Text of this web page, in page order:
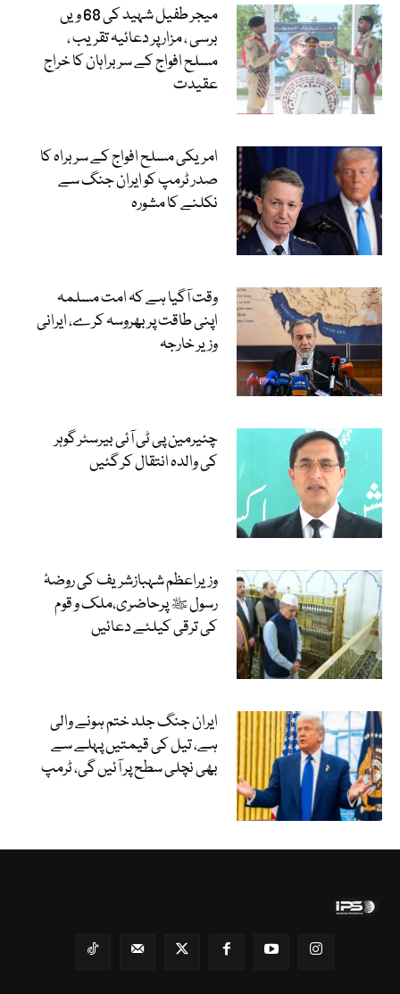
میجر طفیل شہید کی 68 ویں
برسی ، مزار پر دعائیہ تقریب ،
مسلح افواج کے سربراہان کا خراج
عقیدت
امریکی مسلح افواج کے سربراہ کا
صدر ٹرمپ کو ایران جنگ سے
نکلنے کا مشورہ
وقت آگیا ہے کہ امت مسلمہ
اپنی طاقت پر بھروسہ کرے، ایرانی
وزیر خارجہ
چئیرمین پی ٹی آئی بیرسٹر گوہر
کی والدہ انتقال کر گئیں
وزیراعظم شہبازشریف کی روضۂ
رسول ﷺ پرحاضری،ملک و قوم
کی ترقی کیلئے دعائیں
ایران جنگ جلد ختم ہونے والی
ہے، تیل کی قیمتیں پہلے سے
بھی نچلی سطح پر آئیں گی، ٹرمپ